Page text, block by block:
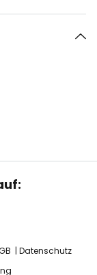
Datenschutz